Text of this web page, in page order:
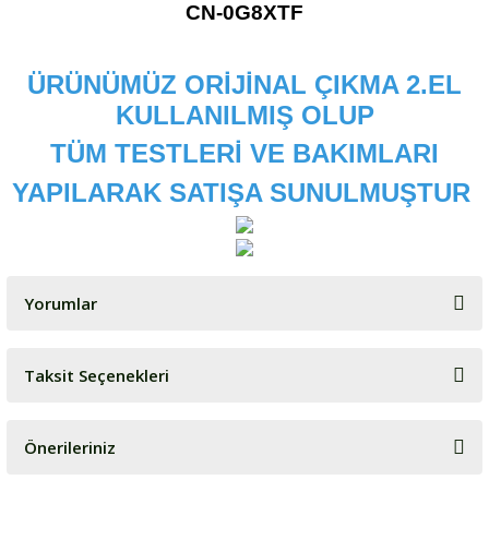
CN-0G8XTF
ÜRÜNÜMÜZ ORİJİNAL ÇIKMA 2.EL
KULLANILMIŞ OLUP
TÜM TESTLERİ VE BAKIMLARI
YAPILARAK SATIŞA SUNULMUŞTUR
Yorumlar
Bu ürüne ilk yorumu siz yapın!
Taksit Seçenekleri
Önerileriniz